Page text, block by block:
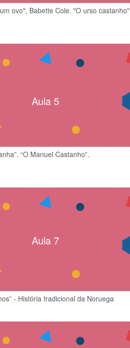
ovo", Babette Cole. "O urso castanho"
Aula 5
“O Manuel Castanho”.
Aula 7
- História tradicional da Noruega